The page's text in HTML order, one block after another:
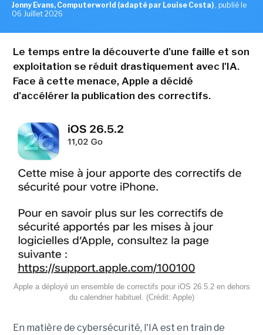
Jonny Evans, Computerworld (adapté par Louise Costa) , publié le
06 Juillet 2026
Le temps entre la découverte d'une faille et son
exploitation se réduit drastiquement avec l'IA.
Face à cette menace, Apple a décidé
d'accélérer la publication des correctifs.
Apple a déployé un ensemble de correctifs pour iOS 26.5.2 en dehors
du calendrier habituel. (Crédit: Apple)
En matière de cybersécurité, l'IA est en train de